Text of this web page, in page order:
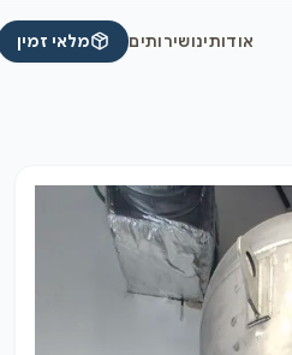
אודותינושירותים מלאי זמין